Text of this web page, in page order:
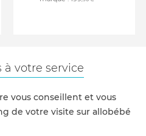
à votre service
vous conseillent et vous
de votre visite sur allobébé